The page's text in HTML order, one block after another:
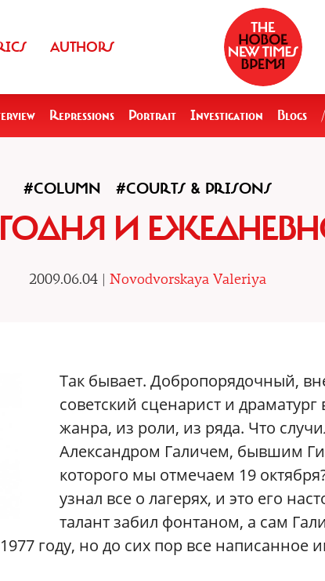
AUTHORS
Repressions Portrait Investigation Blogs /
#COLUMN #COURTS & PRISONS
И
2009.06.04 | Novodvorskaya Valeriya
Так бывает. Добропорядочный,
советский сценарист и драматург
жанра, из роли, из ряда. Что
Александром Галичем, бывшим
которого мы отмечаем 19
узнал все о лагерях, и это его
талант забил фонтаном, а сам
году, но до сих пор все написанное